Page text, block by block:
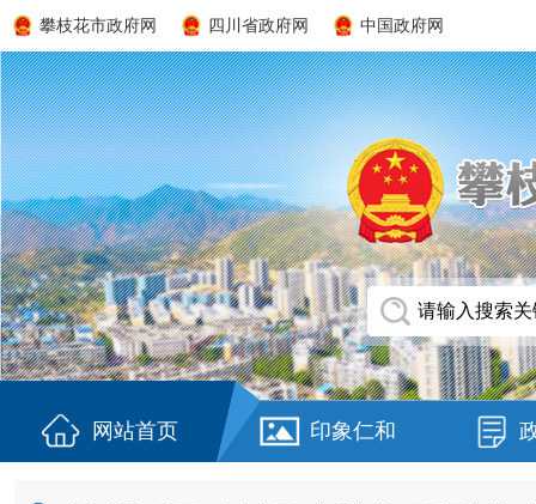
攀枝花市政府网 四川省政府网 中国政府网
网站首页 印象仁和